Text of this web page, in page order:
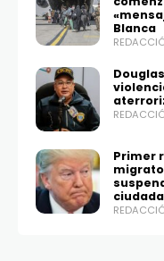
Blanca
Primer